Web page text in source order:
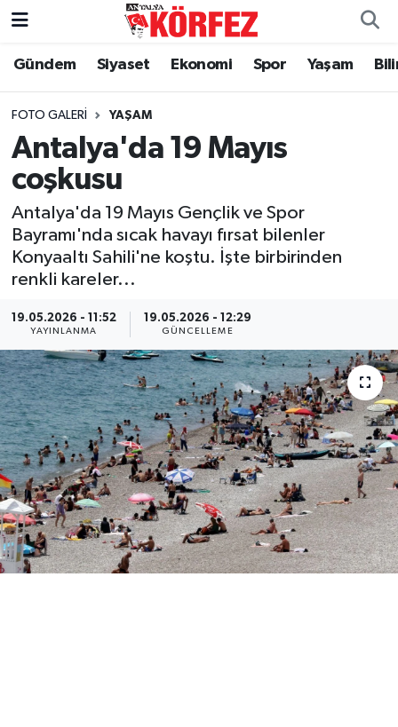
Gündem Siyaset Ekonomi Spor Yaşam
FOTO GALERI YAŞAM
Antalya'da 19 Mayıs
coşkusu
Antalya'da 19 Mayıs Gençlik ve Spor
Bayramı'nda sıcak havayı fırsat bilenler
Konyaaltı Sahili'ne koştu. İşte birbirinden
renkli kareler...
19.05.2026 - 11:52
YAYINLANMA
19.05.2026 - 12:29
GÜNCELLEME
Gündem
Siyaset
Yerel Yönetim
Ekonomi
Spor
Asayiş
Dünya
Eğitim
Sağlık
Magazin
Turizm
Nöbetçi Eczaneler
Hava Durumu
Trafik Durumu
Süper Lig Puan Durumu ve Fikstür
Tüm Manşetler
Haber Arşivi